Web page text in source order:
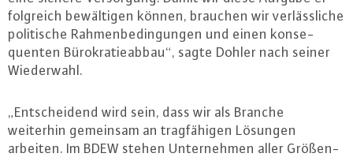
folg­reich be­wäl­ti­gen können, brauchen wir ver­läss­li­che
po­li­ti­sche Rah­men­be­din­gun­gen und einen kon­se­
quen­ten Bü­ro­kra­tie­ab­bau“, sagte Dohler nach seiner
Wie­der­wahl.
„Ent­schei­dend wird sein, dass wir als Branche
weiterhin gemeinsam an trag­fä­hi­gen Lösungen
arbeiten. Im BDEW stehen Un­ter­neh­men aller Grö­ßen­